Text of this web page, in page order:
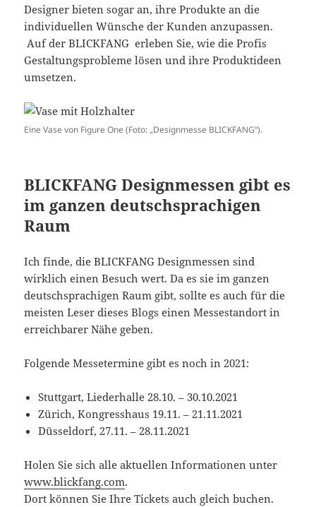
Designer bieten sogar an, ihre Produkte an die
individuellen Wünsche der Kunden anzupassen.
Auf der BLICKFANG erleben Sie, wie die Profis
Gestaltungsprobleme lösen und ihre Produktideen
umsetzen.
Eine Vase von Figure One (Foto: „Designmesse BLICKFANG“).
BLICKFANG Designmessen gibt es
im ganzen deutschsprachigen
Raum
Ich finde, die BLICKFANG Designmessen sind
wirklich einen Besuch wert. Da es sie im ganzen
deutschsprachigen Raum gibt, sollte es auch für die
meisten Leser dieses Blogs einen Messestandort in
erreichbarer Nähe geben.
Folgende Messetermine gibt es noch in 2021:
Stuttgart, Liederhalle 28.10. – 30.10.2021
Zürich, Kongresshaus 19.11. – 21.11.2021
Düsseldorf, 27.11. – 28.11.2021
Holen Sie sich alle aktuellen Informationen unter
www.blickfang.com.
Dort können Sie Ihre Tickets auch gleich buchen.